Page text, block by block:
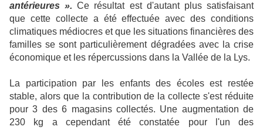
antérieures ». Ce résultat est d'autant plus satisfaisant
que cette collecte a été effectuée avec des conditions
climatiques médiocres et que les situations financières des
familles se sont particulièrement dégradées avec la crise
économique et les répercussions dans la Vallée de la Lys.
La participation par les enfants des écoles est restée
stable, alors que la contribution de la collecte s'est réduite
pour 3 des 6 magasins collectés. Une augmentation de
230 kg a cependant été constatée pour l'un des